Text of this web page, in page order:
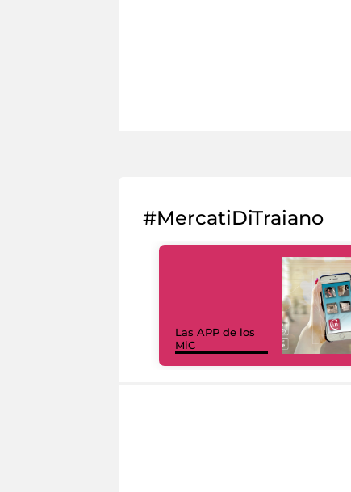
#MercatiDiTraiano
Las APP de los
MiC